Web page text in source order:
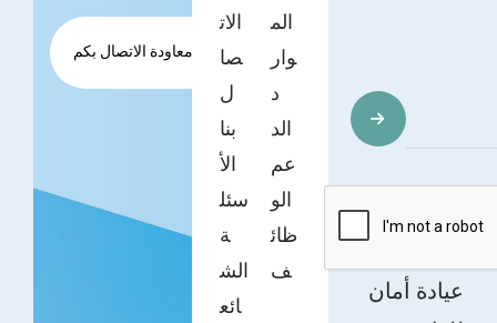
طلب معاودة الاتصال بكم
الات
صا
ل
بنا
الأ
سئل
ة
الش
ائع
الم
وار
د
الد
عم
الو
ظائ
ف
عيادة أمان